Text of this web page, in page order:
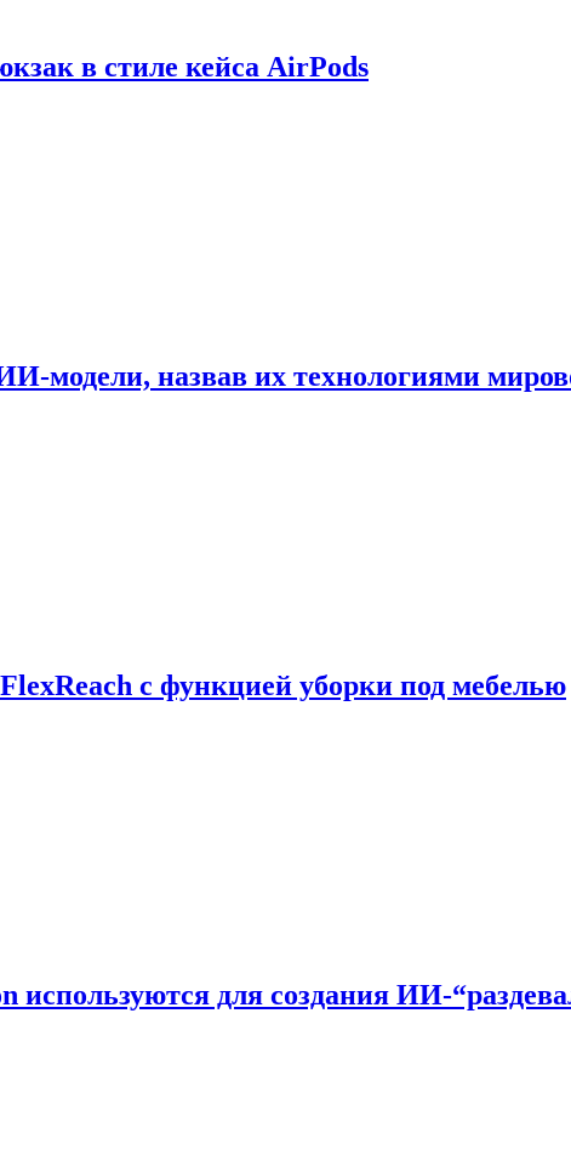
в стиле кейса AirPods
модели, назвав их технологиями
с функцией уборки под мебелью
для создания ИИ-